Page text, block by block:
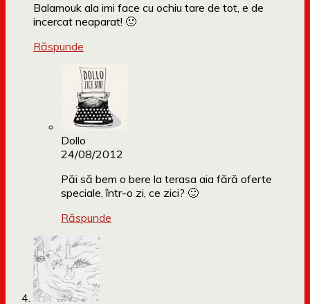
Balamouk ala imi face cu ochiu tare de tot, e de
incercat neaparat! 🙂
Răspunde
Dollo
24/08/2012
Păi să bem o bere la terasa aia fără oferte
speciale, într-o zi, ce zici? 🙂
Răspunde